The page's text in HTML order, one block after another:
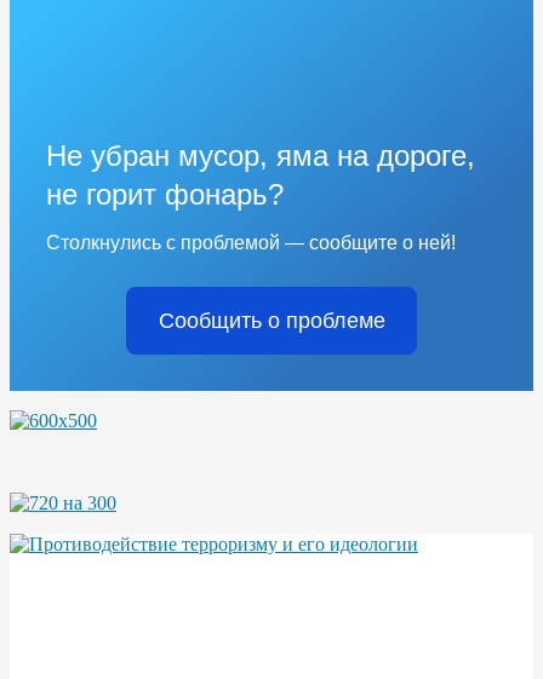
Не убран мусор, яма на дороге,
не горит фонарь?
Столкнулись с проблемой — сообщите о ней!
Сообщить о проблеме